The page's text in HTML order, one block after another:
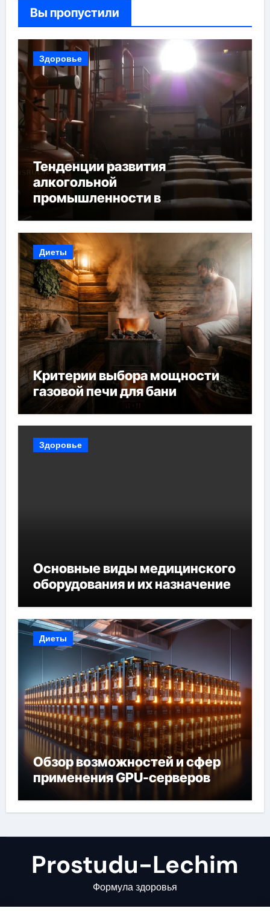
Вы пропустили
Здоровье
Тенденции развития
алкогольной
промышленности в
Диеты
Критерии выбора мощности
газовой печи для бани
Здоровье
Основные виды медицинского
оборудования и их назначение
Диеты
Обзор возможностей и сфер
применения GPU-серверов
Prostudu-Lechim
Формула здоровья